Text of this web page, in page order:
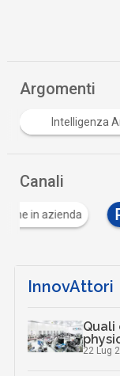
Argomenti
Artificiale
Canali
in azienda
InnovAttori
Quali
22 Lug